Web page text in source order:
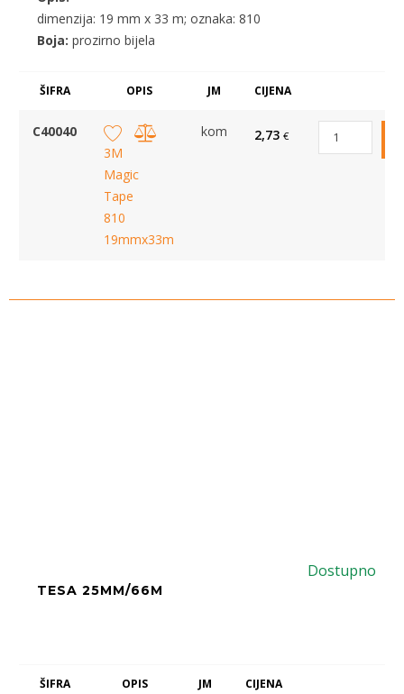
dimenzija: 19 mm x 33 m; oznaka: 810
Boja: prozirno bijela
ŠIFRA OPIS JM CIJENA
C40040
3M
Magic
Tape
810
19mmx33m
kom 2,73 €
Dostupno
TESA 25MM/66M
ŠIFRA OPIS JM CIJENA